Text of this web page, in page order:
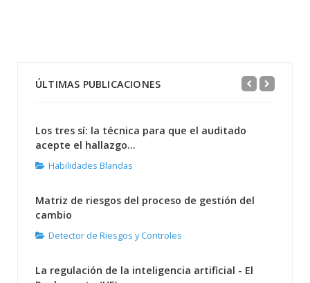
ÚLTIMAS PUBLICACIONES
Los tres sí: la técnica para que el auditado
acepte el hallazgo...
Habilidades Blandas
Matriz de riesgos del proceso de gestión del
cambio
Detector de Riesgos y Controles
La regulación de la inteligencia artificial - El